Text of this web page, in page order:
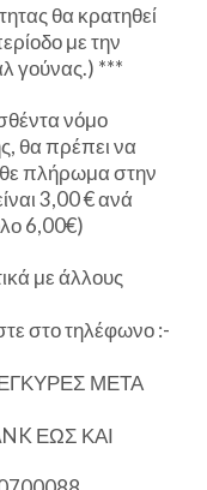
θα κρατηθεί
με την
γούνας.) ***
νόμο
θα πρέπει να
πλήρωμα στην
3,00 € ανά
6,00€)
με άλλους
στο τηλέφωνο :-
ΜΕΤΑ
ΕΩΣ ΚΑΙ